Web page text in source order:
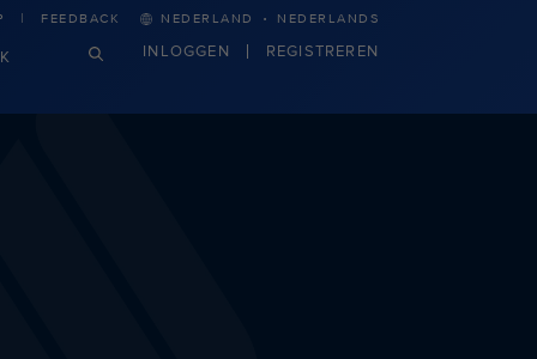
FEEDBACK NEDERLAND · NEDERLANDS
INLOGGEN REGISTREREN